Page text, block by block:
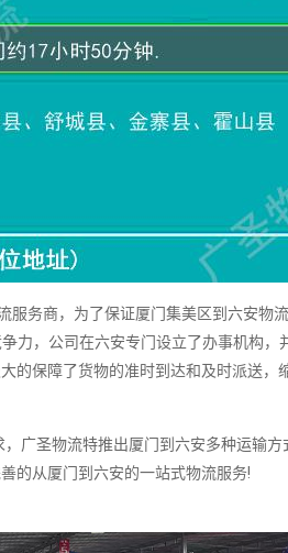
务商，为了保证厦门集美区到六安物
力，公司在六安专门设立了办事机构，
的保障了货物的准时到达和及时派送，
广圣物流特推出厦门到六安多种运输方
的从厦门到六安的一站式物流服务!